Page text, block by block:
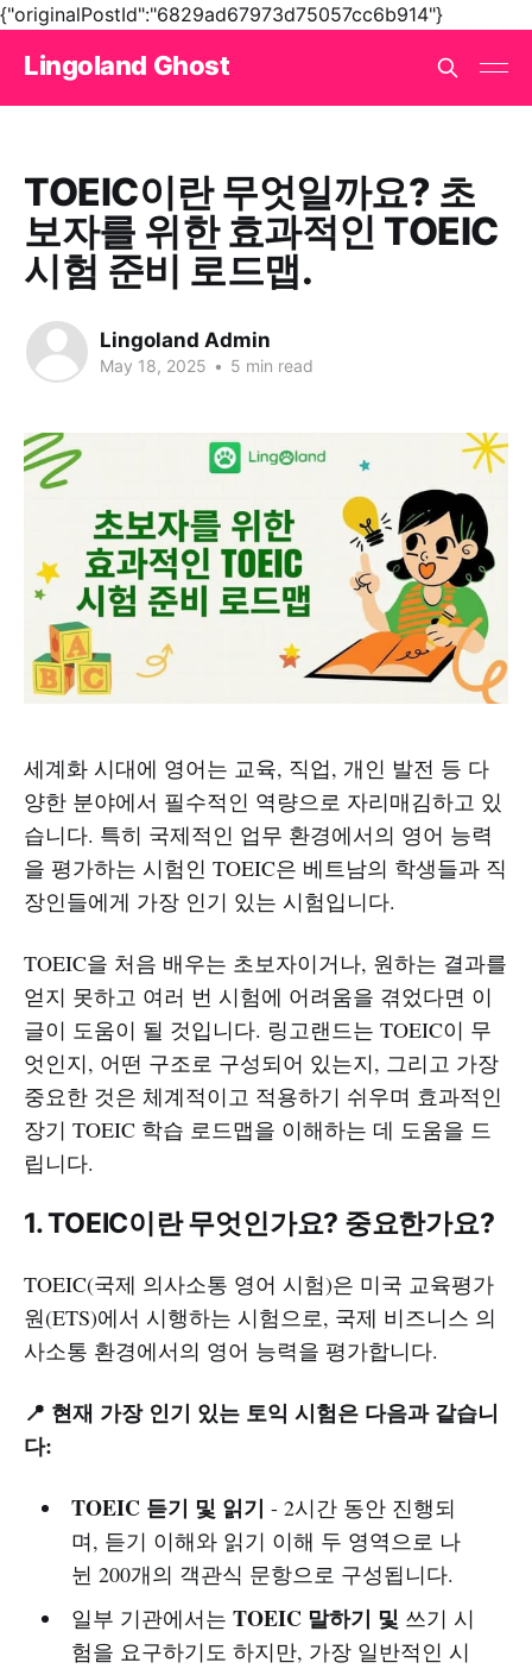
{"originalPostId":"6829ad67973d75057cc6b914"}
Lingoland Ghost
TOEIC이란 무엇일까요? 초
보자를 위한 효과적인 TOEIC
시험 준비 로드맵.
Lingoland Admin
May 18, 2025 • 5 min read
세계화 시대에 영어는 교육, 직업, 개인 발전 등 다
양한 분야에서 필수적인 역량으로 자리매김하고 있
습니다. 특히 국제적인 업무 환경에서의 영어 능력
을 평가하는 시험인 TOEIC은 베트남의 학생들과 직
장인들에게 가장 인기 있는 시험입니다.
TOEIC을 처음 배우는 초보자이거나, 원하는 결과를
얻지 못하고 여러 번 시험에 어려움을 겪었다면 이
글이 도움이 될 것입니다. 링고랜드는 TOEIC이 무
엇인지, 어떤 구조로 구성되어 있는지, 그리고 가장
중요한 것은 체계적이고 적용하기 쉬우며 효과적인
장기 TOEIC 학습 로드맵을 이해하는 데 도움을 드
립니다.
1. TOEIC이란 무엇인가요? 중요한가요?
TOEIC(국제 의사소통 영어 시험)은 미국 교육평가
원(ETS)에서 시행하는 시험으로, 국제 비즈니스 의
사소통 환경에서의 영어 능력을 평가합니다.
📍 현재 가장 인기 있는 토익 시험은 다음과 같습니
다:
TOEIC 듣기 및 읽기 - 2시간 동안 진행되
며, 듣기 이해와 읽기 이해 두 영역으로 나
뉜 200개의 객관식 문항으로 구성됩니다.
일부 기관에서는 TOEIC 말하기 및 쓰기 시
험을 요구하기도 하지만, 가장 일반적인 시